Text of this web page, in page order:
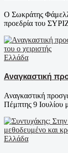
Ο Σωκράτης
προεδρία του
Ελλάδα
Αναγκαστική
Αναγκαστική
Πέμπτης 9 Ιουλίου
Ελλάδα